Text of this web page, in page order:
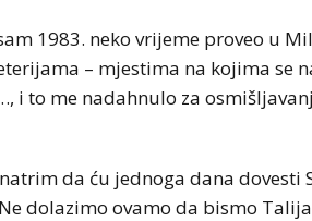
1983. neko vrijeme proveo u
– mjestima na kojima se
i to me nadahnulo za
da ću jednoga dana
dolazimo ovamo da bismo